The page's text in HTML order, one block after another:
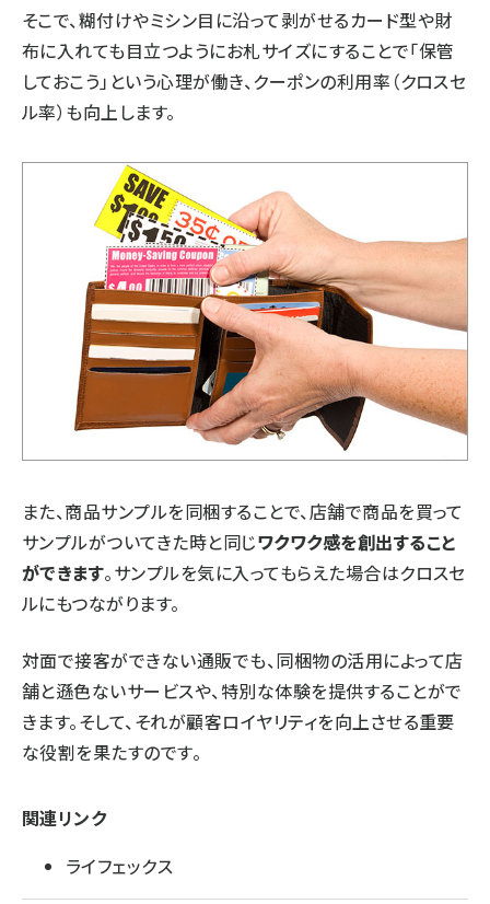
そこで、糊付けやミシン目に沿って剥がせるカード型や財
布に入れても目立つようにお札サイズにすることで「保管
しておこう」という心理が働き、クーポンの利用率（クロスセ
ル率）も向上します。
また、商品サンプルを同梱することで、店舗で商品を買って
サンプルがついてきた時と同じワクワク感を創出すること
ができます。サンプルを気に入ってもらえた場合はクロスセ
ルにもつながります。
対面で接客ができない通販でも、同梱物の活用によって店
舗と遜色ないサービスや、特別な体験を提供することがで
きます。そして、それが顧客ロイヤリティを向上させる重要
な役割を果たすのです。
関連リンク
ライフェックス